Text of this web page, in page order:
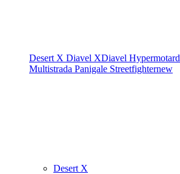
Desert X Diavel XDiavel Hypermotard
Multistrada Panigale Streetfighternew
Desert X